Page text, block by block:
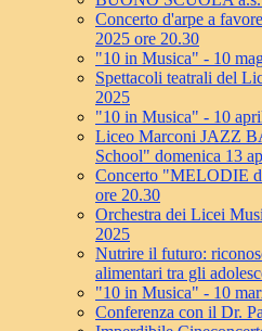
Concerto d'arpe a
2025 ore 20.30
"10 in Musica" - 10
Spettacoli teatrali del
2025
"10 in Musica" - 10
Liceo Marconi JAZZ
School" domenica 13
Concerto "MELODIE
ore 20.30
Orchestra dei Licei
2025
Nutrire il futuro:
alimentari tra gli
"10 in Musica" - 10
Conferenza con il Dr.